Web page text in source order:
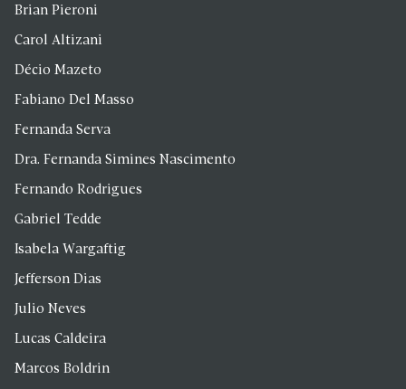
Brian Pieroni
Carol Altizani
Décio Mazeto
Fabiano Del Masso
Fernanda Serva
Dra. Fernanda Simines Nascimento
Fernando Rodrigues
Gabriel Tedde
Isabela Wargaftig
Jefferson Dias
Julio Neves
Lucas Caldeira
Marcos Boldrin